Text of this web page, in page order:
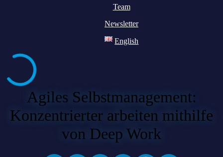
Team
Newsletter
English
Agiles Selbstmanagement:
Konzentrierter arbeiten mithilfe
von Deep Work